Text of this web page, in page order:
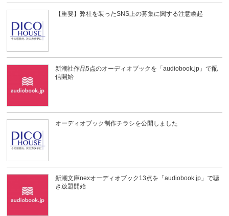
【重要】弊社を装ったSNS上の募集に関する注意喚起
新潮社作品5点のオーディオブックを「audiobook.jp」で配
信開始
オーディオブック制作チラシを公開しました
新潮文庫nexオーディオブック13点を「audiobook.jp」で聴
き放題開始